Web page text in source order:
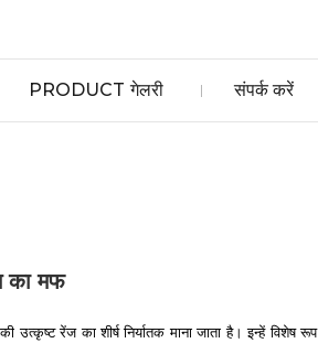
PRODUCT गेलरी संपर्क करें
का मफ
रेंज का शीर्ष निर्यातक माना जाता है। इन्हें विशेष